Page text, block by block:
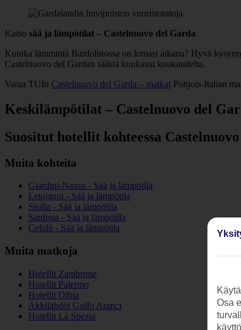
Katso sää ja lämpötilat – Castelnuovo del Garda
Kuinka lämmintä Bardolinossa on lomasi aikana? Hyvä
Castelnuovo del Gardan säästä kuukausi kuukaudelta.
Varaa TUIn Castelnuovo del Garda – matkat Pohjois-Italian
Keskilämpötilat – Castelnuovo del
Suositut hotellit kohteessa
Muita kohteita
Giardini-Naxos - Sää ja lämpötila
Letojanni - Sää ja lämpötila
Sisilia - Sää ja lämpötila
Sardinia - Sää ja lämpötila
Cefalù - Sää ja lämpötila
Muita matkoja
Hotellit Zambrone
Hotellit Palermo
Hotellit Olbia
Äkkilähdöt Golfo Aranci
Hotellit La Spezia
Osa